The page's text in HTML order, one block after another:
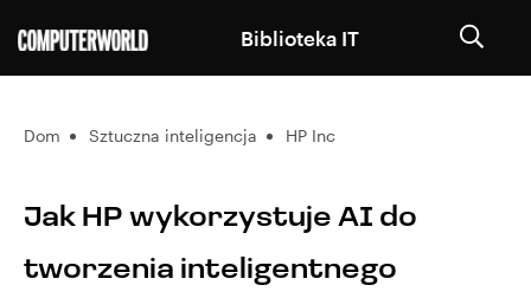
Biblioteka IT
Dom Sztuczna inteligencja HP Inc
Jak HP wykorzystuje AI do
tworzenia inteligentnego